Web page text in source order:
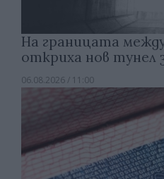
На границата
откриха нов тунел
06.08.2026 / 11:00